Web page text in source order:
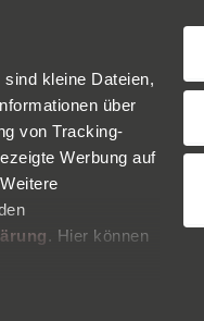
kleine Dateien,
über
von Tracking-
Werbung auf
. Hier können
ÜBER DR.